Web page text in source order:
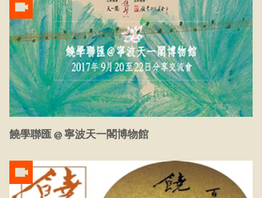
饒學聯匯 @ 寧波天一閣博物館